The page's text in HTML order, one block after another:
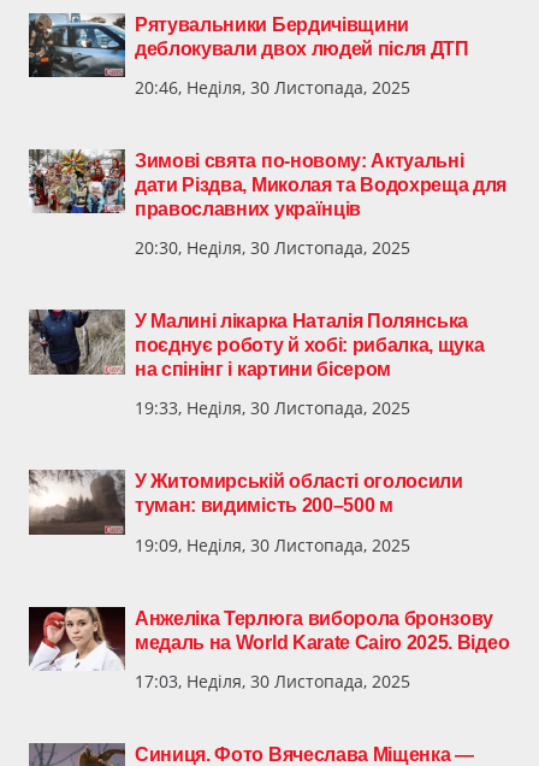
Рятувальники Бердичівщини
деблокували двох людей після ДТП
20:46, Неділя, 30 Листопада, 2025
Зимові свята по-новому: Актуальні
дати Різдва, Миколая та Водохреща для
православних українців
20:30, Неділя, 30 Листопада, 2025
У Малині лікарка Наталія Полянська
поєднує роботу й хобі: рибалка, щука
на спінінг і картини бісером
19:33, Неділя, 30 Листопада, 2025
У Житомирській області оголосили
туман: видимість 200–500 м
19:09, Неділя, 30 Листопада, 2025
Анжеліка Терлюга виборола бронзову
медаль на World Karate Cairo 2025. Відео
17:03, Неділя, 30 Листопада, 2025
Синиця. Фото Вячеслава Міщенка —